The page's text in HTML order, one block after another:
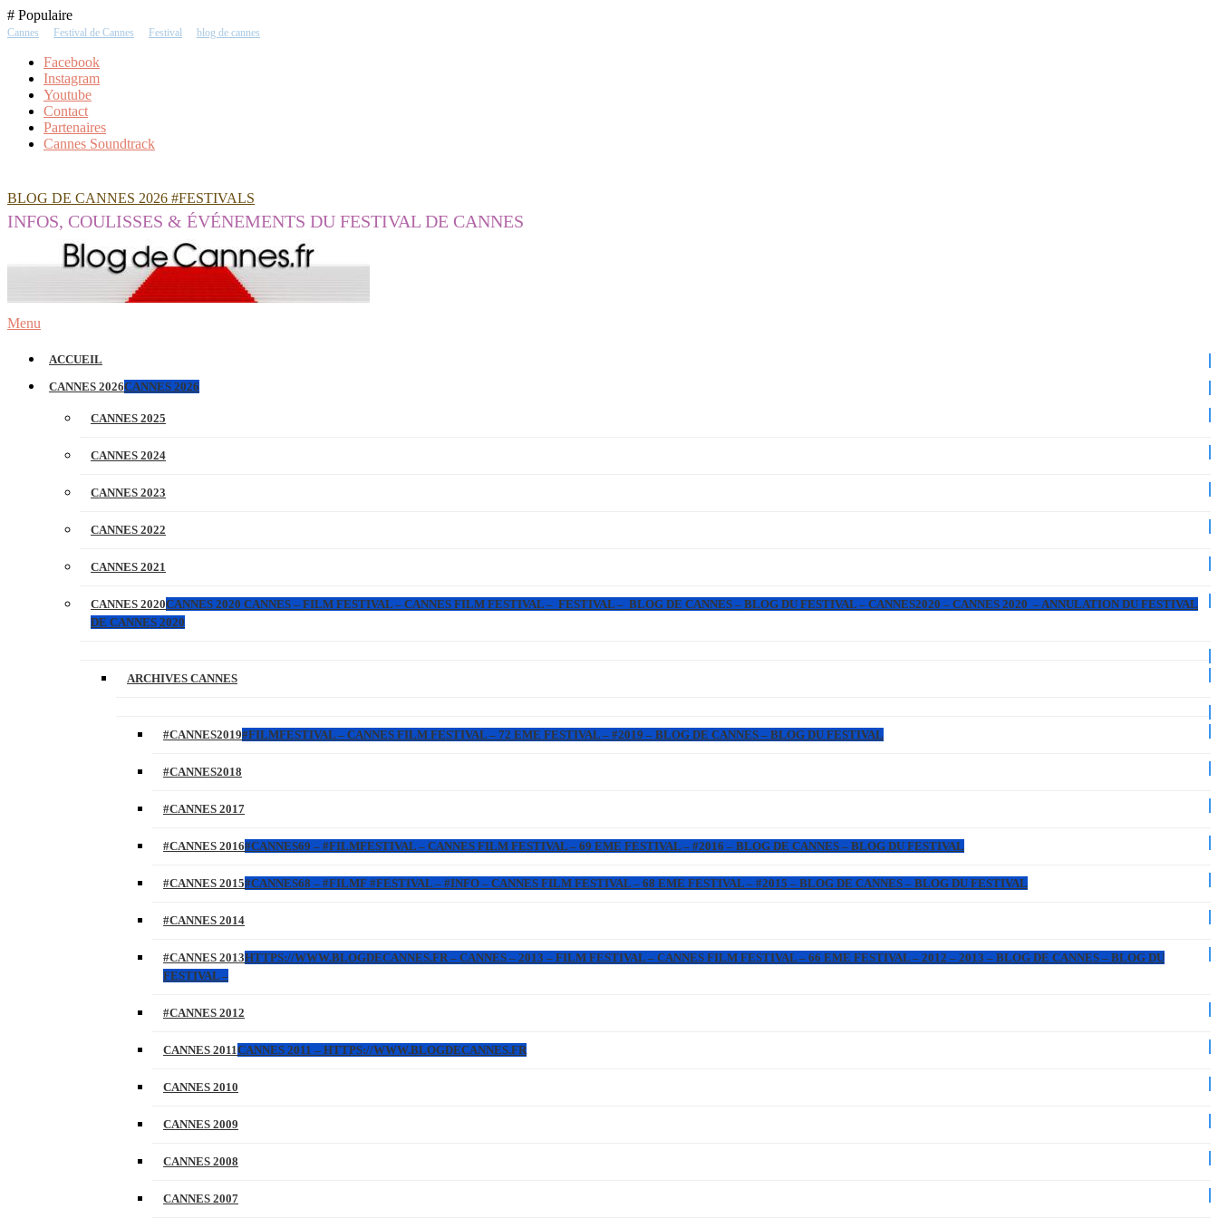
Skip
To
# Populaire
Cannes Festival de Cannes Festival blog de cannes
Facebook
Instagram
Youtube
Contact
Partenaires
Cannes Soundtrack
BLOG DE CANNES 2026 #FESTIVALS
INFOS, COULISSES & ÉVÉNEMENTS DU FESTIVAL DE CANNES
Menu
ACCUEIL
CANNES 2026CANNES 2026
CANNES 2025
CANNES 2024
CANNES 2023
CANNES 2022
CANNES 2021
CANNES 2020CANNES 2020 CANNES – FILM FESTIVAL – CANNES FILM FESTIVAL – FESTIVAL – BLOG DE CANNES – BLOG DU FESTIVAL – CANNES2020 – CANNES 2020 – ANNULATION DU FESTIVAL
DE CANNES 2020
ARCHIVES CANNES
#CANNES2019#FILMFESTIVAL – CANNES FILM FESTIVAL – 72 EME FESTIVAL – #2019 – BLOG DE CANNES – BLOG DU FESTIVAL
#CANNES2018
#CANNES 2017
#CANNES 2016#CANNES69 – #FILMFESTIVAL – CANNES FILM FESTIVAL – 69 EME FESTIVAL – #2016 – BLOG DE CANNES – BLOG DU FESTIVAL
#CANNES 2015#CANNES68 – #FILMF #FESTIVAL – #INFO – CANNES FILM FESTIVAL – 68 EME FESTIVAL – #2015 – BLOG DE CANNES – BLOG DU FESTIVAL
#CANNES 2014
#CANNES 2013HTTPS://WWW.BLOGDECANNES.FR – CANNES – 2013 – FILM FESTIVAL – CANNES FILM FESTIVAL – 66 EME FESTIVAL – 2012 – 2013 – BLOG DE CANNES – BLOG DU
FESTIVAL –
#CANNES 2012
CANNES 2011CANNES 2011 – HTTPS://WWW.BLOGDECANNES.FR
CANNES 2010
CANNES 2009
CANNES 2008
CANNES 2007